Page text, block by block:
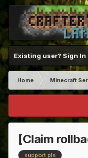
Existing user? Sign In
Home Minecraft
[Claim
support pls